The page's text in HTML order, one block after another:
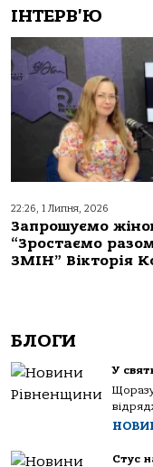
ІНТЕРВ'Ю
22:26, 1 Липня, 2026
Запрошуємо
“Зростаємо
ЗМІН” Вікторія
БЛОГИ
У
Щоразу
Стус